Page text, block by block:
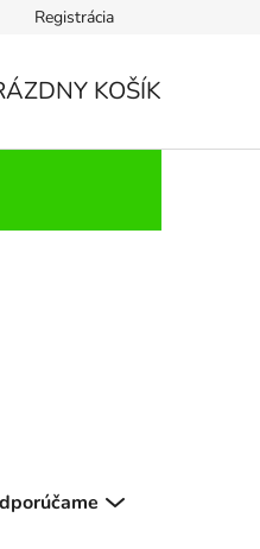
Registrácia
KOŠÍK